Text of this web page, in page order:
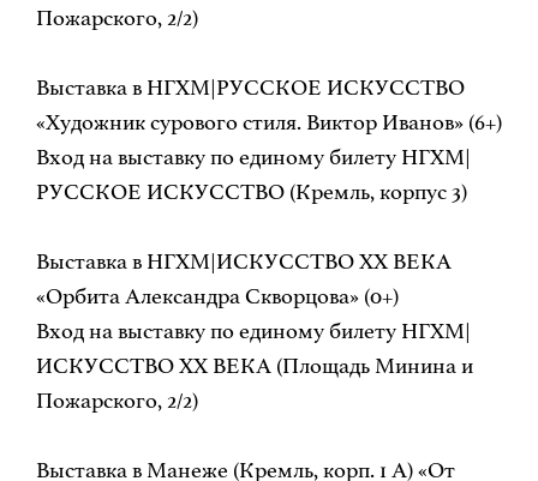
Пожарского, 2/2)
Выставка в НГХМ|РУССКОЕ ИСКУССТВО
«Художник сурового стиля. Виктор Иванов» (6+)
Вход на выставку по единому билету НГХМ|
РУССКОЕ ИСКУССТВО (Кремль, корпус 3)
Выставка в НГХМ|ИСКУССТВО ХХ ВЕКА
«Орбита Александра Скворцова» (0+)
Вход на выставку по единому билету НГХМ|
ИСКУССТВО ХХ ВЕКА (Площадь Минина и
Пожарского, 2/2)
Выставка в Манеже (Кремль, корп. 1 А) «От